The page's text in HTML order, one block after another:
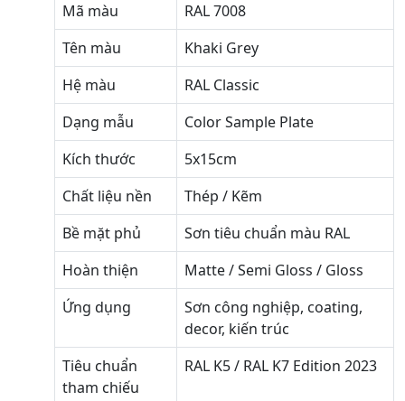
Mã màu
RAL 7008
Tên màu
Khaki Grey
Hệ màu
RAL Classic
Dạng mẫu
Color Sample Plate
Kích thước
5x15cm
Chất liệu nền
Thép / Kẽm
Bề mặt phủ
Sơn tiêu chuẩn màu RAL
Hoàn thiện
Matte / Semi Gloss / Gloss
Ứng dụng
Sơn công nghiệp, coating,
decor, kiến trúc
Tiêu chuẩn
tham chiếu
RAL K5 / RAL K7 Edition 2023